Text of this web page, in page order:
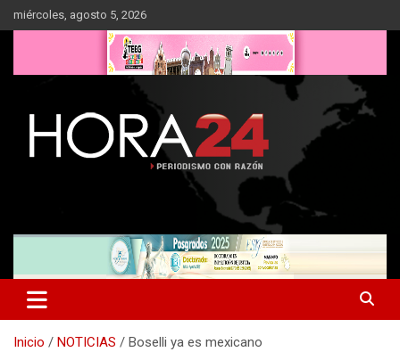
Saltar
al
miércoles, agosto 5, 2026
Inicio NOTICIAS Boselli ya es mexicano